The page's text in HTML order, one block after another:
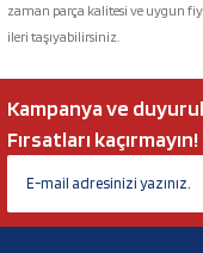
zaman parça kalitesi ve uygun
ileri taşıyabilirsiniz.
Kampanya ve
Fırsatları kaçırmayın!